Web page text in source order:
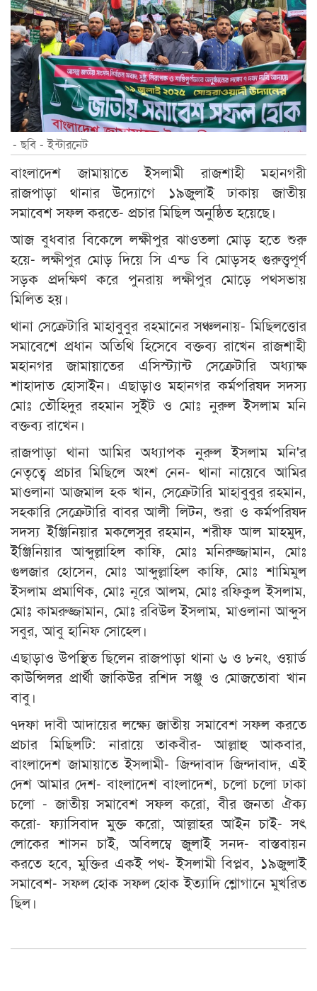
- ছবি - ইন্টারনেট
বাংলাদেশ জামায়াতে ইসলামী রাজশাহী মহানগরী
রাজপাড়া থানার উদ্যোগে ১৯জুলাই ঢাকায় জাতীয়
সমাবেশ সফল করতে- প্রচার মিছিল অনুষ্ঠিত হয়েছে।
আজ বুধবার বিকেলে লক্ষীপুর ঝাওতলা মোড় হতে শুরু
হয়ে- লক্ষীপুর মোড় দিয়ে সি এন্ড বি মোড়সহ গুরুত্ত্বপূর্ণ
সড়ক প্রদক্ষিণ করে পুনরায় লক্ষীপুর মোড়ে পথসভায়
মিলিত হয়।
থানা সেক্রেটারি মাহাবুবুর রহমানের সঞ্চলনায়- মিছিলত্তোর
সমাবেশে প্রধান অতিথি হিসেবে বক্তব্য রাখেন রাজশাহী
মহানগর জামায়াতের এসিস্ট্যান্ট সেক্রেটারি অধ্যাক্ষ
শাহাদাত হোসাইন। এছাড়াও মহানগর কর্মপরিষদ সদস্য
মোঃ তৌহিদুর রহমান সুইট ও মোঃ নুরুল ইসলাম মনি
বক্তব্য রাখেন।
রাজপাড়া থানা আমির অধ্যাপক নুরুল ইসলাম মনি'র
নেতৃত্বে প্রচার মিছিলে অংশ নেন- থানা নায়েবে আমির
মাওলানা আজমাল হক খান, সেক্রেটারি মাহাবুবুর রহমান,
সহকারি সেক্রেটারি বাবর আলী লিটন, শুরা ও কর্মপরিষদ
সদস্য ইঞ্জিনিয়ার মকলেসুর রহমান, শরীফ আল মাহমুদ,
ইঞ্জিনিয়ার আব্দুল্লাহিল কাফি, মোঃ মনিরুজ্জামান, মোঃ
গুলজার হোসেন, মোঃ আব্দুল্লাহিল কাফি, মোঃ শামিমুল
ইসলাম প্রমাণিক, মোঃ নূরে আলম, মোঃ রফিকুল ইসলাম,
মোঃ কামরুজ্জামান, মোঃ রবিউল ইসলাম, মাওলানা আব্দুস
সবুর, আবু হানিফ সোহেল।
এছাড়াও উপস্থিত ছিলেন রাজপাড়া থানা ৬ ও ৮নং, ওয়ার্ড
কাউন্সিলর প্রার্থী জাকিউর রশিদ সঞ্জু ও মোজতোবা খান
বাবু।
৭দফা দাবী আদায়ের লক্ষ্যে জাতীয় সমাবেশ সফল করতে
প্রচার মিছিলটি: নারায়ে তাকবীর- আল্লাহু আকবার,
বাংলাদেশ জামায়াতে ইসলামী- জিন্দাবাদ জিন্দাবাদ, এই
দেশ আমার দেশ- বাংলাদেশ বাংলাদেশ, চলো চলো ঢাকা
চলো - জাতীয় সমাবেশ সফল করো, বীর জনতা ঐক্য
করো- ফ্যাসিবাদ মুক্ত করো, আল্লাহর আইন চাই- সৎ
লোকের শাসন চাই, অবিলম্বে জুলাই সনদ- বাস্তবায়ন
করতে হবে, মুক্তির একই পথ- ইসলামী বিপ্লব, ১৯জুলাই
সমাবেশ- সফল হোক সফল হোক ইত্যাদি শ্লোগানে মুখরিত
ছিল।